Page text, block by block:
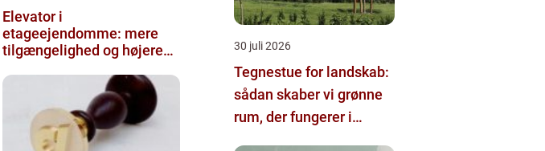
Elevator i
etageejendomme: mere
tilgængelighed og højere
30 juli 2026
Tegnestue for landskab:
sådan skaber vi grønne
rum, der fungerer i